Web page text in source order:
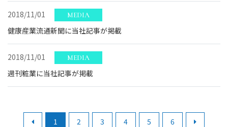
2018/11/01 MEDIA
健康産業流通新聞に当社記事が掲載
2018/11/01 MEDIA
週刊粧業に当社記事が掲載
1 2 3 4 5 6